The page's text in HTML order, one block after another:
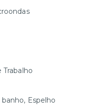
Trabalho
Espelho